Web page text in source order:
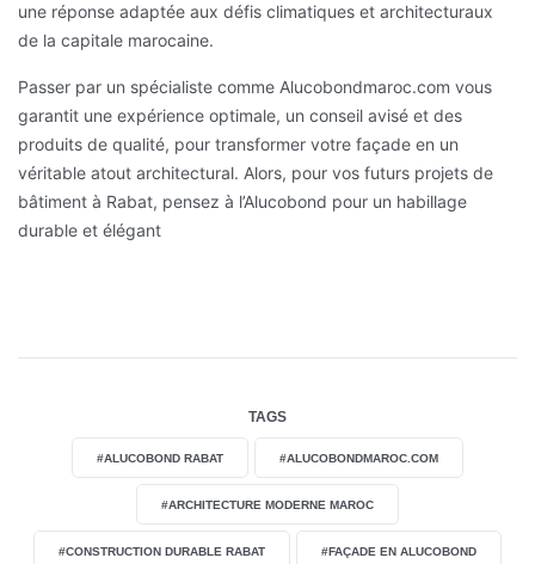
une réponse adaptée aux défis climatiques et architecturaux
de la capitale marocaine.
Passer par un spécialiste comme Alucobondmaroc.com vous
garantit une expérience optimale, un conseil avisé et des
produits de qualité, pour transformer votre façade en un
véritable atout architectural. Alors, pour vos futurs projets de
bâtiment à Rabat, pensez à l’Alucobond pour un habillage
durable et élégant
TAGS
#ALUCOBOND RABAT #ALUCOBONDMAROC.COM
#ARCHITECTURE MODERNE MAROC
#CONSTRUCTION DURABLE RABAT #FAÇADE EN ALUCOBOND